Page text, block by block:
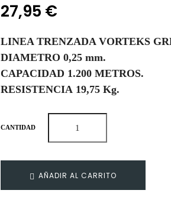
27,95 €
LINEA TRENZADA VORTEKS
DIAMETRO 0,25 mm.
CAPACIDAD 1.200 METROS.
RESISTENCIA 19,75 Kg.
CANTIDAD
AÑADIR AL CARRITO